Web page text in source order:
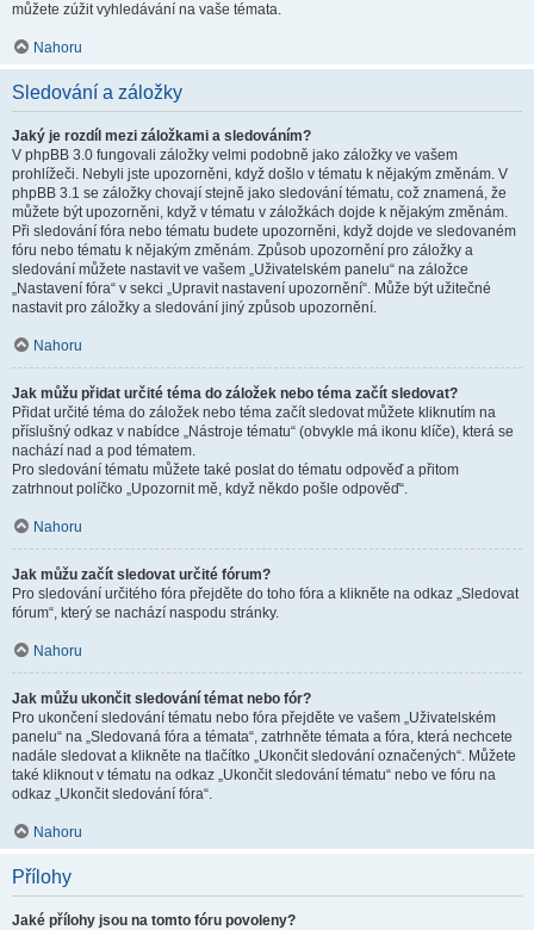
můžete zúžit vyhledávání na vaše témata.
Nahoru
Sledování a záložky
Jaký je rozdíl mezi záložkami a sledováním?
V phpBB 3.0 fungovali záložky velmi podobně jako záložky ve vašem
prohlížeči. Nebyli jste upozorněni, když došlo v tématu k nějakým změnám. V
phpBB 3.1 se záložky chovají stejně jako sledování tématu, což znamená, že
můžete být upozorněni, když v tématu v záložkách dojde k nějakým změnám.
Při sledování fóra nebo tématu budete upozorněni, když dojde ve sledovaném
fóru nebo tématu k nějakým změnám. Způsob upozornění pro záložky a
sledování můžete nastavit ve vašem „Uživatelském panelu“ na záložce
„Nastavení fóra“ v sekci „Upravit nastavení upozornění“. Může být užitečné
nastavit pro záložky a sledování jiný způsob upozornění.
Nahoru
Jak můžu přidat určité téma do záložek nebo téma začít sledovat?
Přidat určité téma do záložek nebo téma začít sledovat můžete kliknutím na
příslušný odkaz v nabídce „Nástroje tématu“ (obvykle má ikonu klíče), která se
nachází nad a pod tématem.
Pro sledování tématu můžete také poslat do tématu odpověď a přitom
zatrhnout políčko „Upozornit mě, když někdo pošle odpověď“.
Nahoru
Jak můžu začít sledovat určité fórum?
Pro sledování určitého fóra přejděte do toho fóra a klikněte na odkaz „Sledovat
fórum“, který se nachází naspodu stránky.
Nahoru
Jak můžu ukončit sledování témat nebo fór?
Pro ukončení sledování tématu nebo fóra přejděte ve vašem „Uživatelském
panelu“ na „Sledovaná fóra a témata“, zatrhněte témata a fóra, která nechcete
nadále sledovat a klikněte na tlačítko „Ukončit sledování označených“. Můžete
také kliknout v tématu na odkaz „Ukončit sledování tématu“ nebo ve fóru na
odkaz „Ukončit sledování fóra“.
Nahoru
Přílohy
Jaké přílohy jsou na tomto fóru povoleny?